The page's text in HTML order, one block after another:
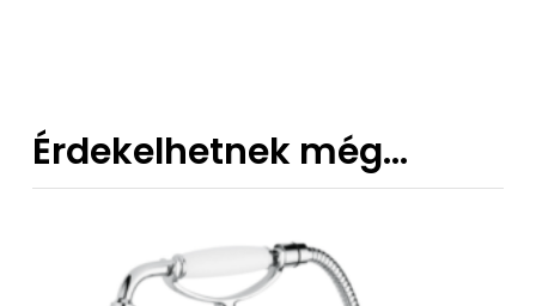
Érdekelhetnek még…